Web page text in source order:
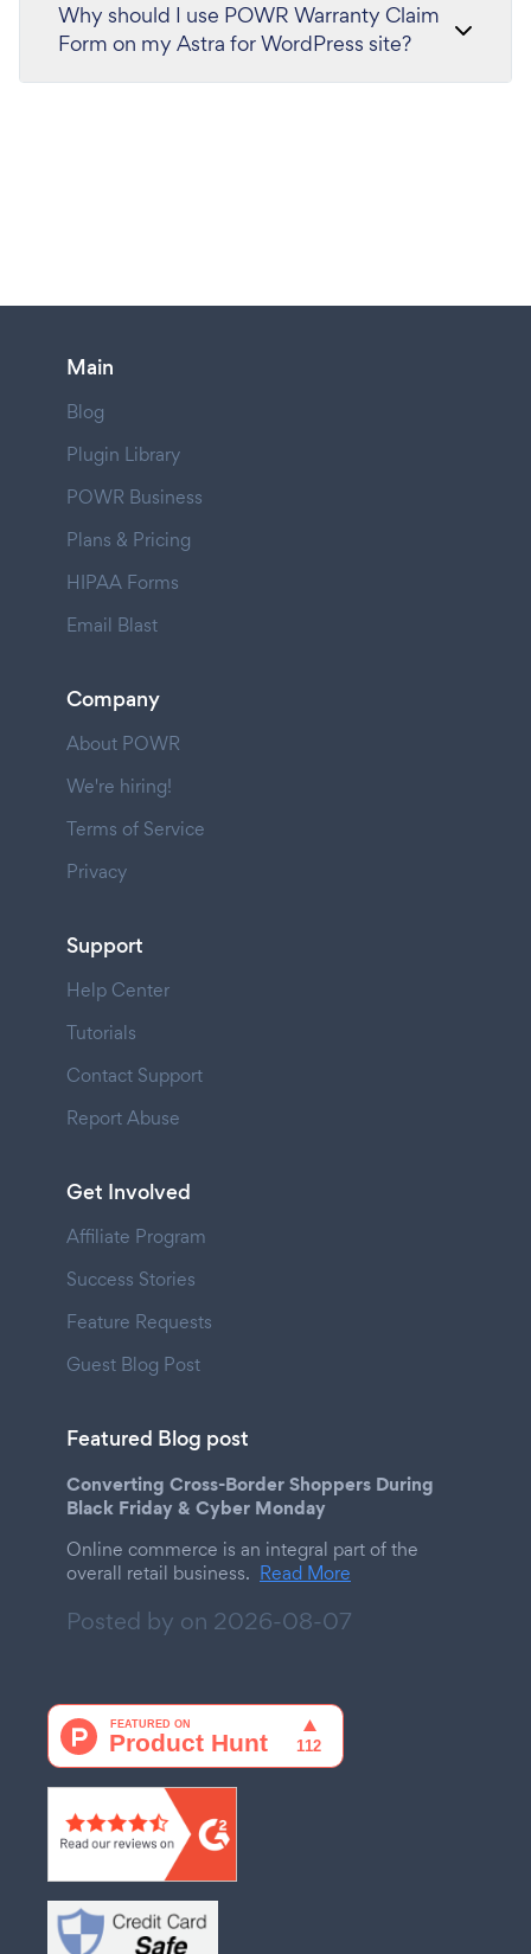
Why should I use POWR Warranty Claim
Form on my Astra for WordPress site?
Main
Blog
Plugin Library
POWR Business
Plans & Pricing
HIPAA Forms
Email Blast
Company
About POWR
We're hiring!
Terms of Service
Privacy
Support
Help Center
Tutorials
Contact Support
Report Abuse
Get Involved
Affiliate Program
Success Stories
Feature Requests
Guest Blog Post
Featured Blog post
Converting Cross-Border Shoppers During
Black Friday & Cyber Monday
Online commerce is an integral part of the
overall retail business. Read More
Posted by on 2026-08-07